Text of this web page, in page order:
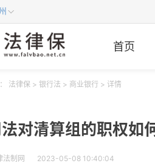
首页
法律保 > 银行法 > 商业银行 > 详情
对清算组的职权如
法制网 2023-05-08 10:40:04